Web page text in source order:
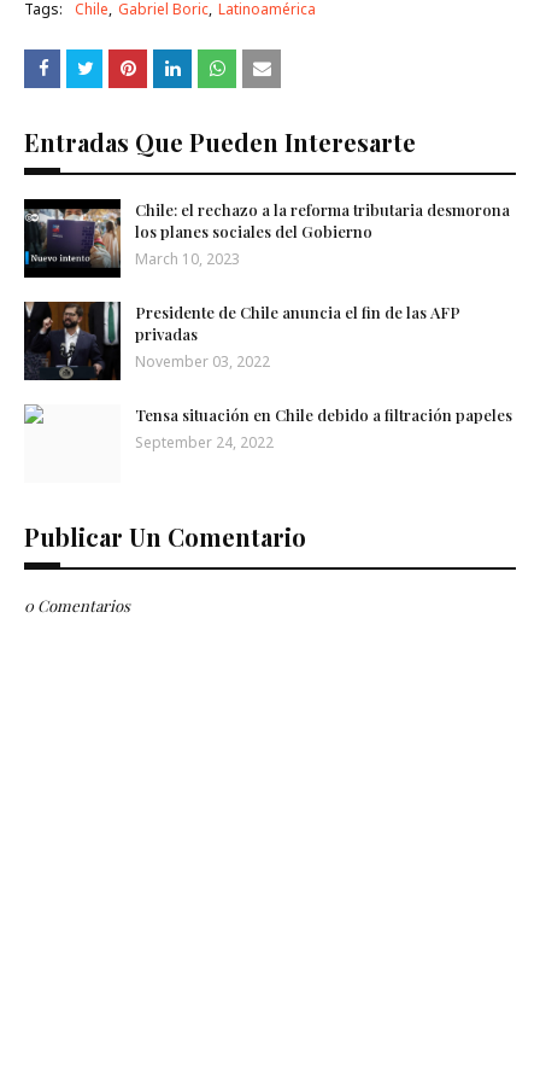
Tags: Chile Gabriel Boric Latinoamérica
Entradas Que Pueden Interesarte
Chile: el rechazo a la reforma tributaria desmorona
los planes sociales del Gobierno
March 10, 2023
Presidente de Chile anuncia el fin de las AFP
privadas
November 03, 2022
Tensa situación en Chile debido a filtración papeles
September 24, 2022
Publicar Un Comentario
0 Comentarios